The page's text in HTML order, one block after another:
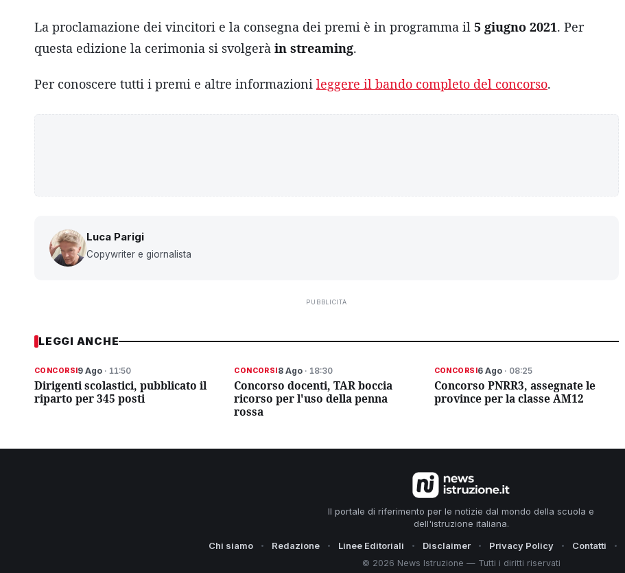
La proclamazione dei vincitori e la consegna dei premi è in programma il 5 giugno 2021. Per
questa edizione la cerimonia si svolgerà in streaming.
Per conoscere tutti i premi e altre informazioni leggere il bando completo del concorso.
Luca Parigi
Copywriter e giornalista
PUBBLICITÀ
LEGGI ANCHE
CONCORSI9 Ago · 11:50
Dirigenti scolastici, pubblicato il
riparto per 345 posti
CONCORSI8 Ago· 18:30
Concorso docenti, TAR boccia
ricorso per l'uso della penna
rossa
CONCORSI6 Ago · 08:25
Concorso PNRR3, assegnate le
province per la classe AM12
Il portale di riferimento per le notizie dal mondo della scuola e
dell'istruzione italiana.
Chi siamo
Redazione Linee Editoriali Disclaimer Privacy Policy Contatti
© 2026 News Istruzione — Tutti i diritti riservati